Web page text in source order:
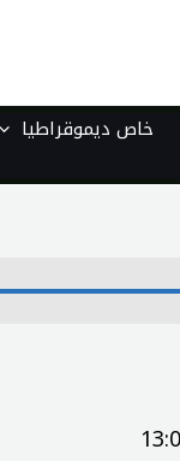
خاص ديموقراطيا